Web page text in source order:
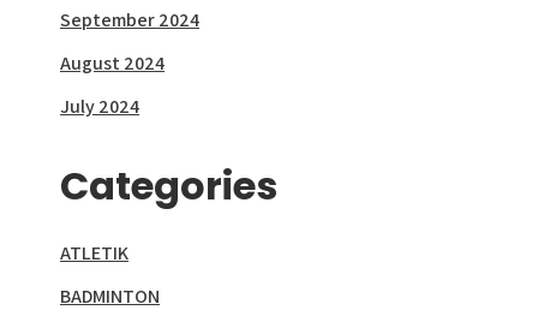
September 2024
August 2024
July 2024
Categories
ATLETIK
BADMINTON